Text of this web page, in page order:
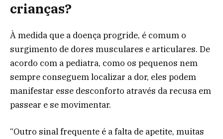
crianças?
À medida que a doença progride, é comum o
surgimento de dores musculares e articulares. De
acordo com a pediatra, como os pequenos nem
sempre conseguem localizar a dor, eles podem
manifestar esse desconforto através da recusa em
passear e se movimentar.
“Outro sinal frequente é a falta de apetite, muitas